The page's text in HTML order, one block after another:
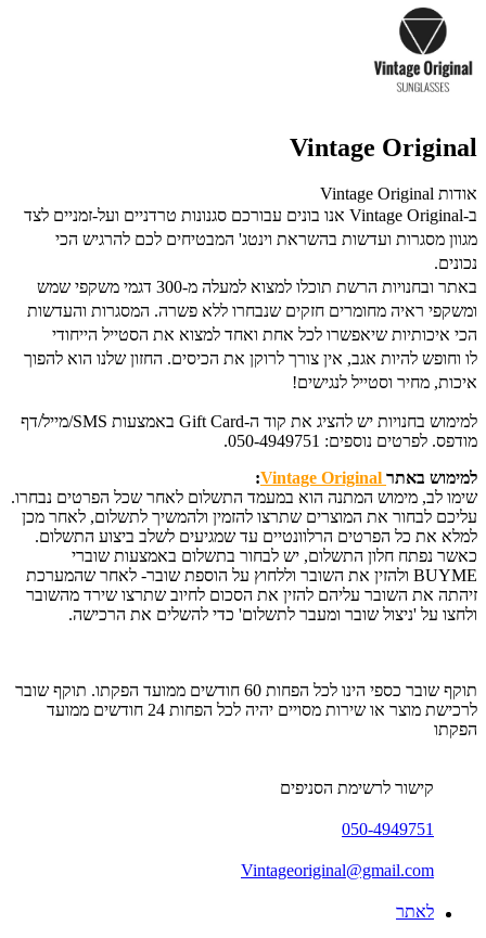
Vintage Original
אודות Vintage Original
ב-Vintage Original אנו בונים עבורכם סגנונות טרדניים ועל-זמניים לצד
מגוון מסגרות ועדשות בהשראת וינטג' המבטיחים לכם להרגיש הכי
נכונים.
באתר ובחנויות הרשת תוכלו למצוא למעלה מ-300 דגמי משקפי שמש
ומשקפי ראיה מחומרים חזקים שנבחרו ללא פשרה. המסגרות והעדשות
הכי איכותיות שיאפשרו לכל אחת ואחד למצוא את הסטייל הייחודי
לו וחופש להיות אגב, אין צורך לרוקן את הכיסים. החזון שלנו הוא להפוך
איכות, מחיר וסטייל לנגישים!
למימוש בחנויות יש להציג את קוד ה-Gift Card באמצעות SMS/מייל/דף
מודפס. לפרטים נוספים: 050-4949751.
למימוש באתר
:
שימו לב, מימוש המתנה הוא במעמד התשלום לאחר שכל הפרטים נבחרו.
עליכם לבחור את המוצרים שתרצו להזמין ולהמשיך לתשלום, לאחר מכן
למלא את כל הפרטים הרלוונטיים עד שמגיעים לשלב ביצוע התשלום.
כאשר נפתח חלון התשלום, יש לבחור בתשלום באמצעות שוברי
BUYME ולהזין את השובר וללחוץ על הוספת שובר- לאחר שהמערכת
זיהתה את השובר עליהם להזין את הסכום לחיוב שתרצו שירד מהשובר
ולחצו על 'ניצול שובר ומעבר לתשלום' כדי להשלים את הרכישה.
תוקף שובר כספי הינו לכל הפחות 60 חודשים ממועד הפקתו. תוקף שובר
לרכישת מוצר או שירות מסויים יהיה לכל הפחות 24 חודשים ממועד
הפקתו
קישור לרשימת הסניפים
050-4949751
Vintageoriginal@gmail.com
לאתר